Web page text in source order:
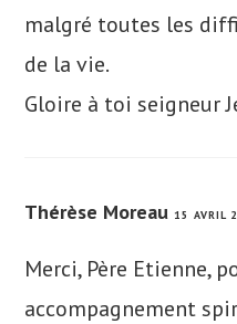
malgré toutes les
de la vie.
Gloire à toi seigneur
Thérèse Moreau 15 AVRIL
Merci, Père Etienne,
accompagnement